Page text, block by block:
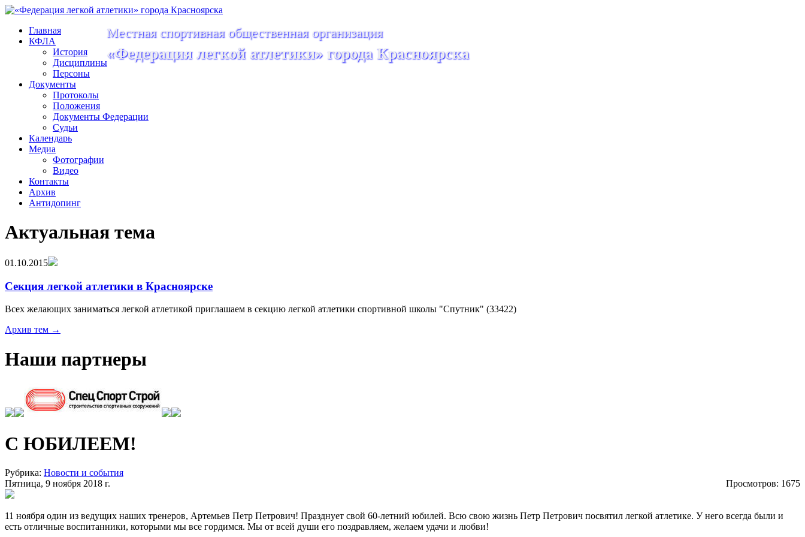
Местная спортивная общественная организация
«Федерация легкой атлетики» города Красноярска
Главная
КФЛА
История
Дисциплины
Персоны
Документы
Протоколы
Положения
Документы Федерации
Судьи
Календарь
Медиа
Фотографии
Видео
Контакты
Архив
Антидопинг
Актуальная тема
01.10.2015
Секция легкой атлетики в Красноярске
Всех желающих заниматься легкой атлетикой приглашаем в секцию легкой атлетики спортивной школы "Спутник" (33422)
Архив тем →
Наши партнеры
С ЮБИЛЕЕМ!
Рубрика: Новости и события
Пятница, 9 ноября 2018 г.
Просмотров: 1675
11 ноября один из ведущих наших тренеров, Артемьев Петр Петрович! Празднует свой 60-летний юбилей. Всю свою жизнь Петр Петрович посвятил легкой атлетике. У него всегда были и
есть отличные воспитанники, которыми мы все гордимся. Мы от всей души его поздравляем, желаем удачи и любви!